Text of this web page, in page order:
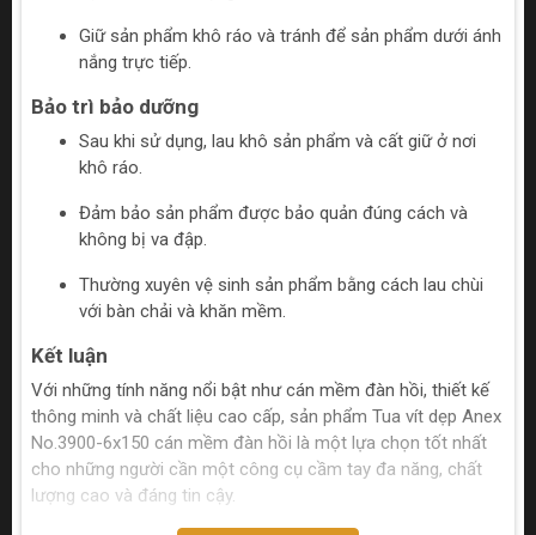
Giữ sản phẩm khô ráo và tránh để sản phẩm dưới ánh
nắng trực tiếp.
Bảo trì bảo dưỡng
Sau khi sử dụng, lau khô sản phẩm và cất giữ ở nơi
khô ráo.
Đảm bảo sản phẩm được bảo quản đúng cách và
không bị va đập.
Thường xuyên vệ sinh sản phẩm bằng cách lau chùi
với bàn chải và khăn mềm.
Kết luận
Với những tính năng nổi bật như cán mềm đàn hồi, thiết kế
thông minh và chất liệu cao cấp, sản phẩm Tua vít dẹp Anex
No.3900-6x150 cán mềm đàn hồi là một lựa chọn tốt nhất
cho những người cần một công cụ cầm tay đa năng, chất
lượng cao và đáng tin cậy.